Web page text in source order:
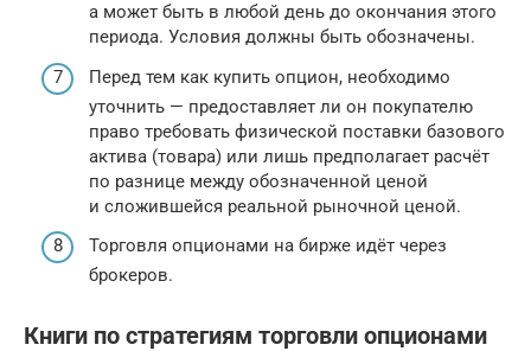
а может быть в любой день до окончания этого
периода. Условия должны быть обозначены.
Перед тем как купить опцион, необходимо
уточнить — предоставляет ли он покупателю
право требовать физической поставки базового
актива (товара) или лишь предполагает расчёт
по разнице между обозначенной ценой
и сложившейся реальной рыночной ценой.
Торговля опционами на бирже идёт через
брокеров.
Книги по стратегиям торговли опционами